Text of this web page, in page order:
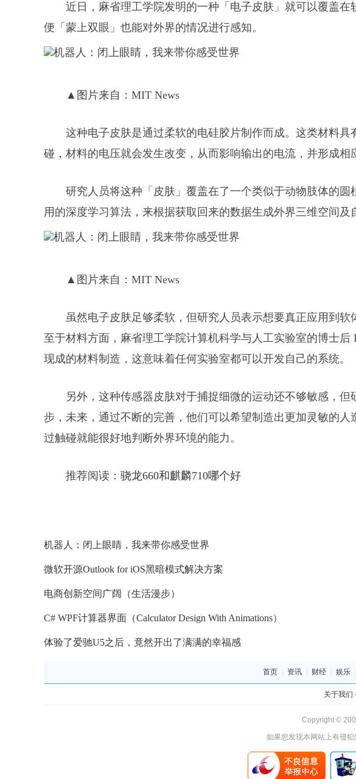
近日，麻省理工学院发明的一种「电子皮肤」就可以覆盖在
便「蒙上双眼」也能对外界的情况进行感知。
▲图片来自：MIT News
这种电子皮肤是通过柔软的电硅胶片制作而成。这类材料
碰，材料的电压就会发生改变，从而影响输出的电流，并形成相
研究人员将这种「皮肤」覆盖在了一个类似于动物肢体的
用的深度学习算法，来根据获取回来的数据生成外界三维空间及
▲图片来自：MIT News
虽然电子皮肤足够柔软，但研究人员表示想要真正应用到软
至于材料方面，麻省理工学院计算机科学与人工实验室的博士后
现成的材料制造，这意味着任何实验室都可以开发自己的系统。
另外，这种传感器皮肤对于捕捉细微的运动还不够敏感，
步，未来，通过不断的完善，他们可以希望制造出更加灵敏的人
过触碰就能很好地判断外界环境的能力。
推荐阅读： 骁龙660和麒麟710哪个好
机器人：闭上眼睛，我来带你感受世界
微软开源Outlook for iOS黑暗模式解决方案
电商创新空间广阔（生活漫步）
C# WPF计算器界面（Calculator Design With Animations）
体验了爱驰U5之后，竟然开出了满满的幸福感
首页 资讯 财经 娱乐
关于我们
Copyright ©
如果您发现本网站上有侵